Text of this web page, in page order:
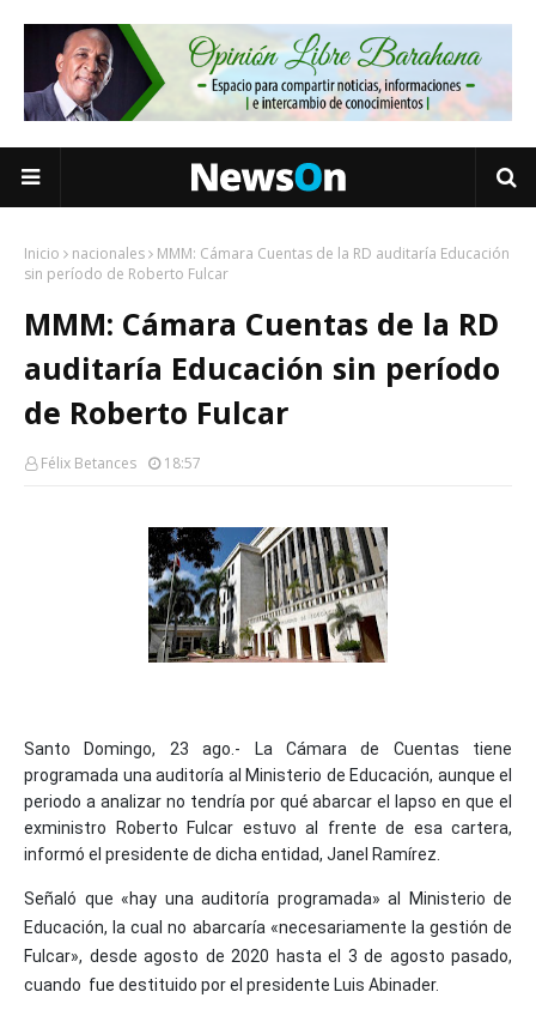
Inicio nacionales
MMM: Cámara Cuentas de la RD auditaría Educación
sin período de Roberto Fulcar
MMM: Cámara Cuentas de la RD
auditaría Educación sin período
de Roberto Fulcar
Félix Betances 18:57
Santo Domingo, 23 ago.- La Cámara de Cuentas tiene
programada una auditoría al Ministerio de Educación, aunque el
periodo a analizar no tendría por qué abarcar el lapso en que el
exministro Roberto Fulcar estuvo al frente de esa cartera,
informó el presidente de dicha entidad, Janel Ramírez.
Señaló que «hay una auditoría programada» al Ministerio de
Educación, la cual no abarcaría «necesariamente la gestión de
Fulcar», desde agosto de 2020 hasta el 3 de agosto pasado,
cuando fue destituido por el presidente Luis Abinader.